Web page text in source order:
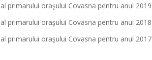
primarului oraşului Covasna pentru anul 2019
primarului oraşului Covasna pentru anul 2018
primarului oraşului Covasna pentru anul 2017